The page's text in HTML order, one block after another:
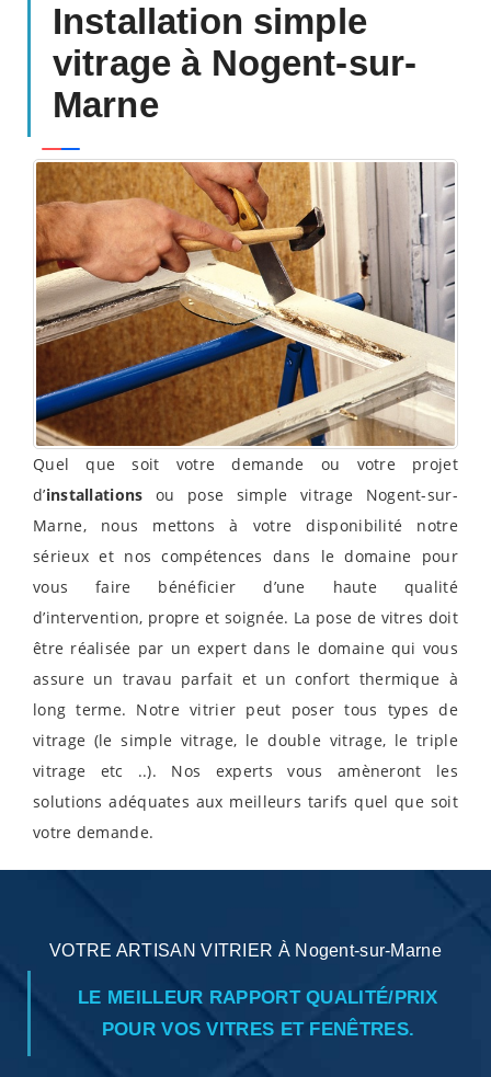
Installation simple
vitrage à Nogent-sur-
Marne
Quel que soit votre demande ou votre projet
d’installations ou pose simple vitrage Nogent-sur-
Marne, nous mettons à votre disponibilité notre
sérieux et nos compétences dans le domaine pour
vous faire bénéficier d’une haute qualité
d’intervention, propre et soignée. La pose de vitres doit
être réalisée par un expert dans le domaine qui vous
assure un travau parfait et un confort thermique à
long terme. Notre vitrier peut poser tous types de
vitrage (le simple vitrage, le double vitrage, le triple
vitrage etc ..). Nos experts vous amèneront les
solutions adéquates aux meilleurs tarifs quel que soit
votre demande.
VOTRE ARTISAN VITRIER À Nogent-sur-Marne
LE MEILLEUR RAPPORT QUALITÉ/PRIX
POUR VOS VITRES ET FENÊTRES.